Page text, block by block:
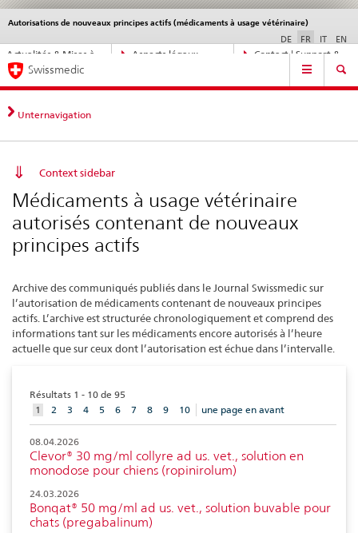
Navigation
directe:
actualités,
juridiques,
Actualités & Mises à
Aspects légaux,
Contact | Support &
Autorisations de nouveaux principes actifs (médicaments à usage vétérinaire)
DE FR IT EN
Service
Navigation
Swissmedic
Unternavigation
Context sidebar
Médicaments à usage vétérinaire
autorisés contenant de nouveaux
principes actifs
Archive des communiqués publiés dans le Journal Swissmedic sur
l’autorisation de médicaments contenant de nouveaux principes
actifs. L’archive est structurée chronologiquement et comprend des
informations tant sur les médicaments encore autorisés à l’heure
actuelle que sur ceux dont l’autorisation est échue dans l’intervalle.
Résultats 1 - 10 de 95
1 aktuelles
Element
2 3 4 5 6 7 8 9 10 une page en avant
08.04.2026
Clevor® 30 mg/ml collyre ad us. vet., solution en
monodose pour chiens (ropinirolum)
24.03.2026
Bonqat® 50 mg/ml ad us. vet., solution buvable pour
chats (pregabalinum)